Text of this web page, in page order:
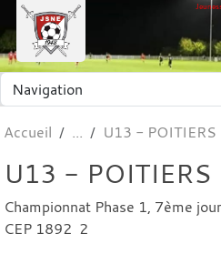
Accueil U13 -
U13 -
Championnat Phase 1, 7ème
CEP 1892 2
Panneau de gestion des cookies